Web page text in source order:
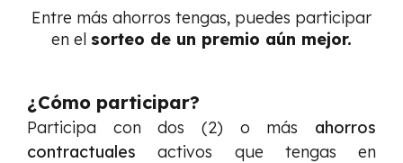
Entre más ahorros tengas, puedes participar
en el sorteo de un premio aún mejor.
¿Cómo participar?
Participa con dos (2) o más ahorros
contractuales activos que tengas en